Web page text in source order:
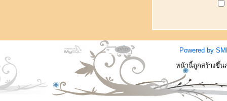
Powered by
หน้านี้ถูกสร้างขึ้น